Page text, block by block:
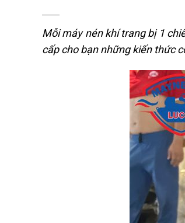
Mỗi máy nén khí trang bị 1
cấp cho bạn những kiến thức